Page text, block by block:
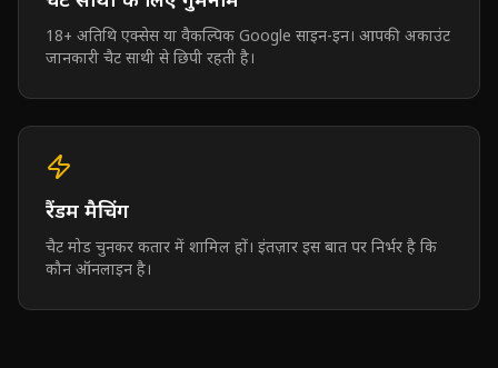
18+ अतिथि एक्सेस या वैकल्पिक Google साइन-इन। आपकी अकाउंट
जानकारी चैट साथी से छिपी रहती है।
रैंडम मैचिंग
चैट मोड चुनकर कतार में शामिल हों। इंतज़ार इस बात पर निर्भर है कि
कौन ऑनलाइन है।